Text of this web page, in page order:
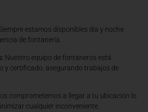
estamos disponibles día y noche
de fontanería.
Nuestro equipo de fontaneros está
y certificado, asegurando trabajos de
comprometemos a llegar a tu ubicación lo
cualquier inconveniente.